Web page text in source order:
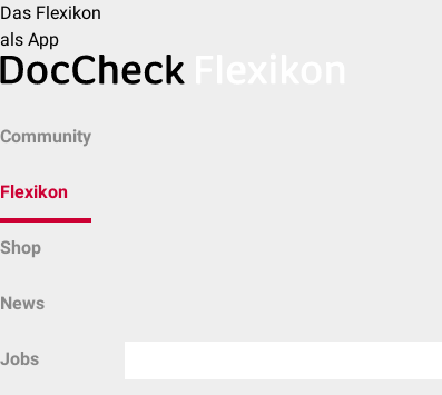
Das Flexikon
als App
Community
Flexikon
Shop
News
Jobs